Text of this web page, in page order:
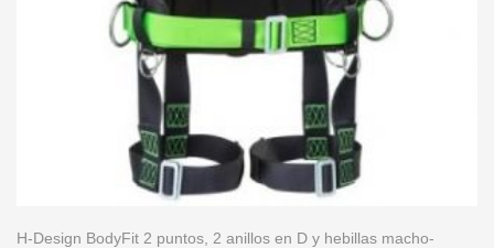
H-Design BodyFit 2 puntos, 2 anillos en D y hebillas macho-